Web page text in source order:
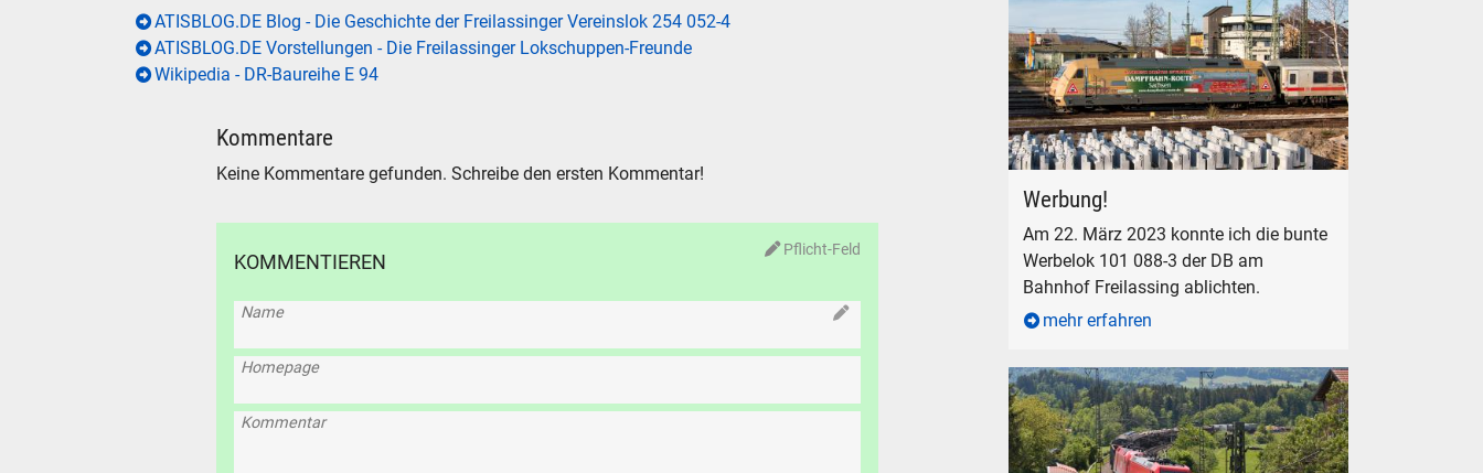
ATISBLOG.DE Blog - Die Geschichte der Freilassinger Vereinslok 254 052-4
ATISBLOG.DE Vorstellungen - Die Freilassinger Lokschuppen-Freunde
Wikipedia - DR-Baureihe E 94
Kommentare
Keine Kommentare gefunden. Schreibe den ersten Kommentar!
Pflicht-Feld
KOMMENTIEREN
Name
Homepage
Kommentar
Werbung!
Am 22. März 2023 konnte ich die bunte
Werbelok 101 088-3 der DB am
Bahnhof Freilassing ablichten.
mehr erfahren